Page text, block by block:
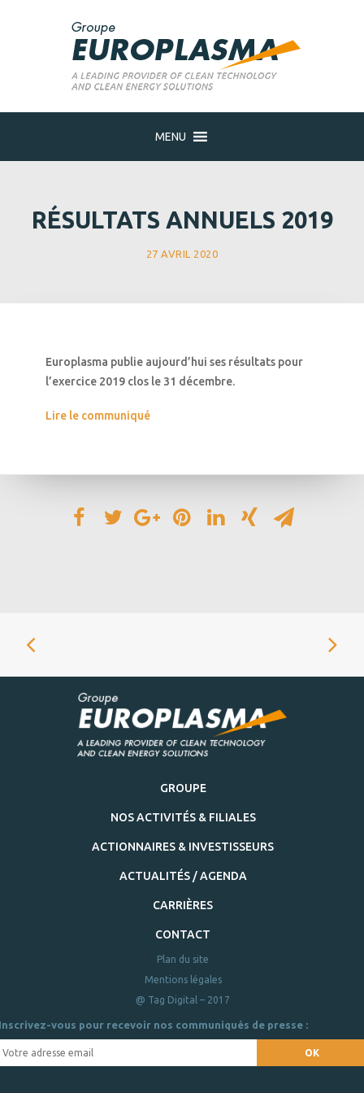
MENU
RÉSULTATS ANNUELS 2019
27 AVRIL 2020
Europlasma publie aujourd’hui ses résultats pour
l’exercice 2019 clos le 31 décembre.
Lire le communiqué
GROUPE
NOS ACTIVITÉS & FILIALES
ACTIONNAIRES & INVESTISSEURS
ACTUALITÉS / AGENDA
CARRIÈRES
CONTACT
Plan du site
Mentions légales
@ Tag Digital – 2017
vous pour recevoir nos communiqués de presse :